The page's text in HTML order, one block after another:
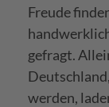
Freude
gefragt.
werden,